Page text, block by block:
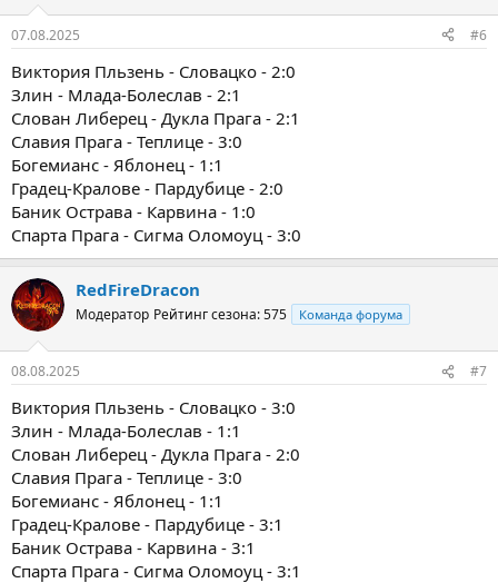
07.08.2025 #6
Виктория Пльзень - Словацко - 2:0
Злин - Млада-Болеслав - 2:1
Слован Либерец - Дукла Прага - 2:1
Славия Прага - Теплице - 3:0
Богемианс - Яблонец - 1:1
Градец-Кралове - Пардубице - 2:0
Баник Острава - Карвина - 1:0
Спарта Прага - Сигма Оломоуц - 3:0
RedFireDracon
Модератор Рейтинг сезона: 575 Команда форума
08.08.2025 #7
Виктория Пльзень - Словацко - 3:0
Злин - Млада-Болеслав - 1:1
Слован Либерец - Дукла Прага - 2:0
Славия Прага - Теплице - 3:0
Богемианс - Яблонец - 1:1
Градец-Кралове - Пардубице - 3:1
Баник Острава - Карвина - 3:1
Спарта Прага - Сигма Оломоуц - 3:1